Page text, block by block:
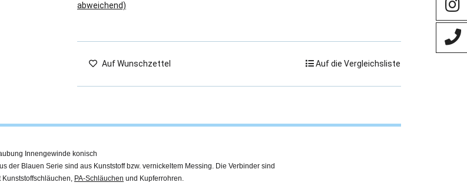
abweichend)
Auf Wunschzettel Auf die Vergleichsliste
Innengewinde konisch
der Blauen Serie sind aus Kunststoff bzw. vernickeltem Messing. Die Verbinder sind
PA-Schläuchen und Kupferrohren.